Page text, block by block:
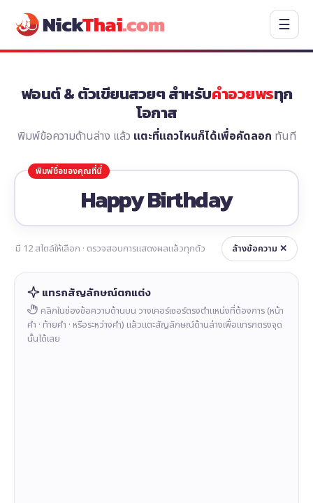
☰
ฟอนต์ & ตัวเขียนสวยๆ สำหรับคำอวยพรทุก
โอกาส
พิมพ์ข้อความด้านล่าง แล้ว แตะที่แถวไหนก็ได้เพื่อคัดลอก ทันที
มี 12 สไตล์ให้เลือก · ตรวจสอบการแสดงผลแล้วทุกตัว ล้างข้อความ ✕
แทรกสัญลักษณ์ตกแต่ง
คลิกในช่องข้อความด้านบน วางเคอร์เซอร์ตรงตำแหน่งที่ต้องการ (หน้า
คำ · ท้ายคำ · หรือระหว่างคำ) แล้วแตะสัญลักษณ์ด้านล่างเพื่อแทรกตรงจุด
นั้นได้เลย